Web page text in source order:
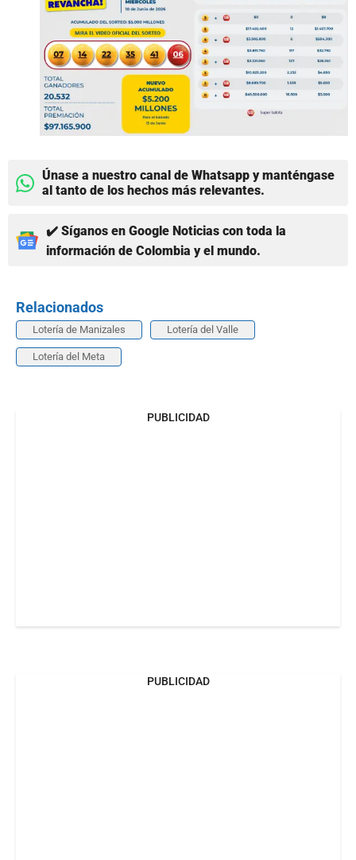
Únase a nuestro canal de Whatsapp y manténgase
al tanto de los hechos más relevantes.
✔️ Síganos en Google Noticias con toda la
información de Colombia y el mundo.
Relacionados
Lotería de Manizales Lotería del Valle
Lotería del Meta
PUBLICIDAD
PUBLICIDAD